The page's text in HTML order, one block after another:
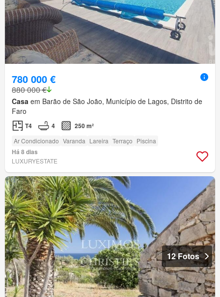
780 000 €
880 000 €
Casa em Barão de São João, Município de Lagos, Distrito de
Faro
T4 4 250 m²
Ar Condicionado Varanda Lareira Terraço Piscina
Há 8 dias
LUXURYESTATE
12 Fotos